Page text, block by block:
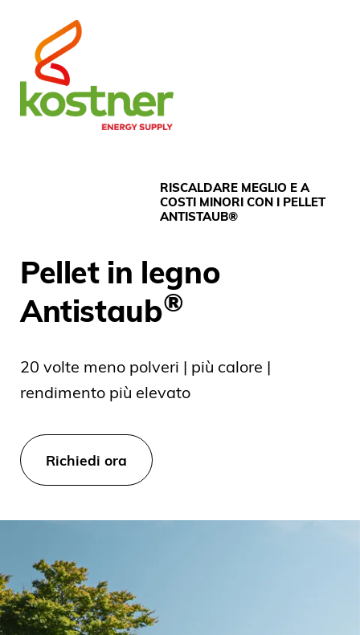
RISCALDARE MEGLIO E A
COSTI MINORI CON I PELLET
ANTISTAUB®
Pellet in legno
Antistaub®
20 volte meno polveri | più calore |
rendimento più elevato
Richiedi ora